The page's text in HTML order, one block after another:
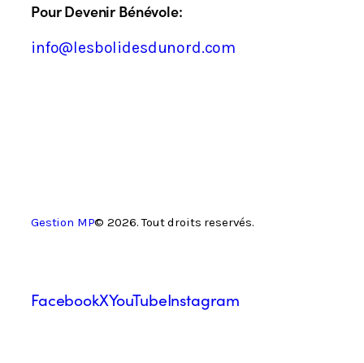
Pour Devenir Bénévole:
info@lesbolidesdunord.com
Gestion MP© 2026. Tout droits reservés.
FacebookXYouTubeInstagram